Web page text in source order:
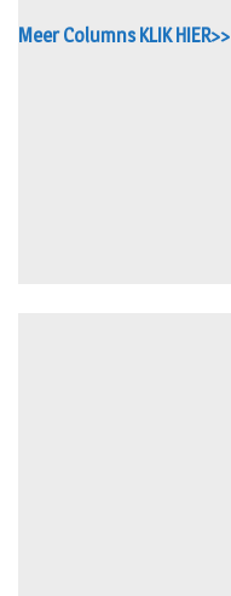
Meer Columns KLIK HIER>>